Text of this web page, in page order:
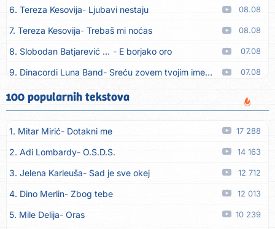
6. Tereza Kesovija Ljubavi nestaju 08.08
7. Tereza Kesovija Trebaš mi noćas 08.08
8. Slobodan Batjarević Čobe E borjako oro 07.08
9. Dinacordi Luna Band Sreću zovem tvojim imenom (feat. Kristina Smetko) 07.08
10. Dinacordi Luna Band Tamburaši (feat. Kristina Smetko)
11. Dinacordi Luna Band Tvoja šutnja (feat. Kristina Smetko) 07.08
12. Tamara Brusić Neću kuhat´, neću prat´ 07.08
13. Grupa TNT Rijeka Via Roma, nikad doma 07.08
14. Zaim Imamović Kada moja mladost prođe 07.08
15. Azra Husarkić Do zadnje kapi 07.08
16. Dinacordi Luna Band 07.08
100 popularnih tekstova
1. Mitar Mirić Dotakni me 17 288
2. Adi Lombardy O.S.D.S. 14 163
3. Jelena Karleuša Sad je sve okej 12 712
4. Dino Merlin Zbog tebe 12 013
5. Mile Delija Oras 10 239